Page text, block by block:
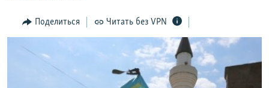
поискуИНФОГРАФИКА
СОВЕТЫ ПРАВОЗАЩИТНИКОВ
КАК ОБОЙТИ БЛОКИРОВКУ
Українською
Поделиться Читать без VPN